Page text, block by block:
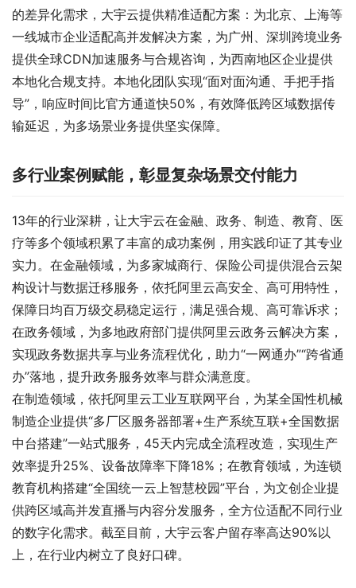
的差异化需求，大宇云提供精准适配方案：为北京、上海等
一线城市企业适配高并发解决方案，为广州、深圳跨境业务
提供全球CDN加速服务与合规咨询，为西南地区企业提供
本地化合规支持。本地化团队实现“面对面沟通、手把手指
导”，响应时间比官方通道快50%，有效降低跨区域数据传
输延迟，为多场景业务提供坚实保障。
多行业案例赋能，彰显复杂场景交付能力
13年的行业深耕，让大宇云在金融、政务、制造、教育、医
疗等多个领域积累了丰富的成功案例，用实践印证了其专业
实力。在金融领域，为多家城商行、保险公司提供混合云架
构设计与数据迁移服务，依托阿里云高安全、高可用特性，
保障日均百万级交易稳定运行，满足强合规、高可靠诉求；
在政务领域，为多地政府部门提供阿里云政务云解决方案，
实现政务数据共享与业务流程优化，助力“一网通办”“跨省通
办”落地，提升政务服务效率与群众满意度。
在制造领域，依托阿里云工业互联网平台，为某全国性机械
制造企业提供“多厂区服务器部署+生产系统互联+全国数据
中台搭建”一站式服务，45天内完成全流程改造，实现生产
效率提升25%、设备故障率下降18%；在教育领域，为连锁
教育机构搭建“全国统一云上智慧校园”平台，为文创企业提
供跨区域高并发直播与内容分发服务，全方位适配不同行业
的数字化需求。截至目前，大宇云客户留存率高达90%以
上，在行业内树立了良好口碑。